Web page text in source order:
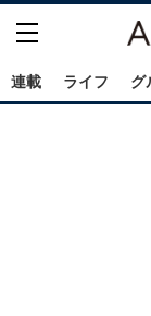
連載 ライフ グ